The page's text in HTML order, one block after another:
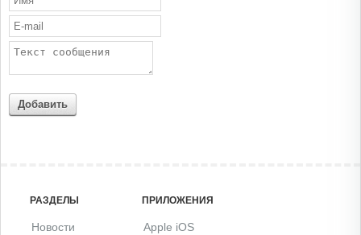
Добавить
РАЗДЕЛЫ
Новости
ПРИЛОЖЕНИЯ
Apple iOS